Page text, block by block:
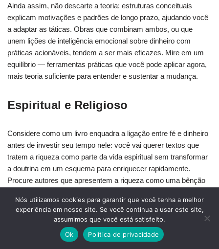
Ainda assim, não descarte a teoria: estruturas conceituais
explicam motivações e padrões de longo prazo, ajudando você
a adaptar as táticas. Obras que combinam ambos, ou que
unem lições de inteligência emocional sobre dinheiro com
práticas acionáveis, tendem a ser mais eficazes. Mire em um
equilíbrio — ferramentas práticas que você pode aplicar agora,
mais teoria suficiente para entender e sustentar a mudança.
Espiritual e Religioso
Considere como um livro enquadra a ligação entre fé e dinheiro
antes de investir seu tempo nele: você vai querer textos que
tratem a riqueza como parte da vida espiritual sem transformar
a doutrina em um esquema para enriquecer rapidamente.
Procure autores que apresentem a riqueza como uma bênção
administração, não sentimento de direito. Prefira obras que
combinem fé racional com finanças práticas para que você
possa equilibrar crença e estratégia. Se um livro se baseia em
princípios bíblicos ou religiosos, verifique se oferece
Nós utilizamos cookies para garantir que você tenha a melhor
experiência em nosso site. Se você continua a usar este site,
assumimos que você está satisfeito.
Ok
Política de privacidade